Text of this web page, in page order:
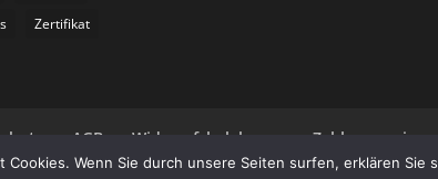
Zertifikat
AGB Widerrufsbelehrung Zahlungsweisen
Cookies. Wenn Sie durch unsere Seiten surfen, erklären